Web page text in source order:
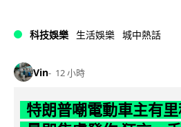
科技娛樂 生活娛樂 城中熱話
Vin 12 小時
特朗普嘲電動車主有